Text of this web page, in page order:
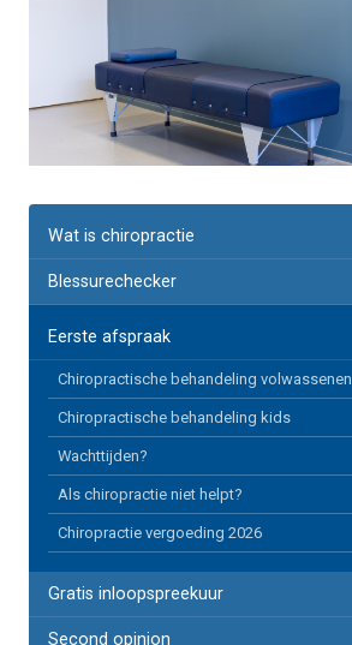
Wat is chiropractie
Blessurechecker
Eerste afspraak
Chiropractische behandeling volwassenen
Chiropractische behandeling kids
Wachttijden?
Als chiropractie niet helpt?
Chiropractie vergoeding 2026
Gratis inloopspreekuur
Second opinion